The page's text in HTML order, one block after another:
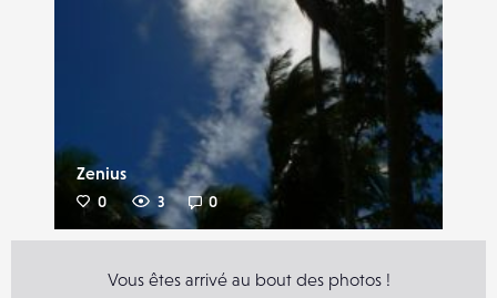
Zenius
0 3 0
Vous êtes arrivé au bout des photos !